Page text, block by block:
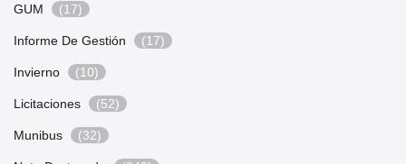
GUM (17)
Informe De Gestión (17)
Invierno (10)
Licitaciones (52)
Munibus (32)